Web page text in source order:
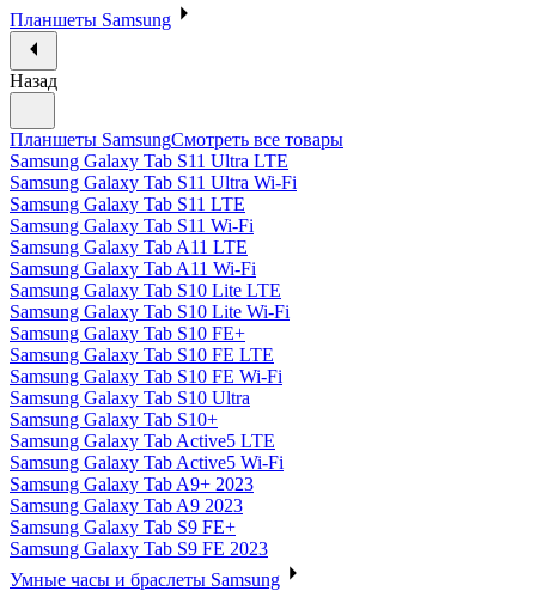
Планшеты Samsung
Назад
Планшеты SamsungСмотреть все товары
Samsung Galaxy Tab S11 Ultra LTE
Samsung Galaxy Tab S11 Ultra Wi-Fi
Samsung Galaxy Tab S11 LTE
Samsung Galaxy Tab S11 Wi-Fi
Samsung Galaxy Tab A11 LTE
Samsung Galaxy Tab A11 Wi-Fi
Samsung Galaxy Tab S10 Lite LTE
Samsung Galaxy Tab S10 Lite Wi-Fi
Samsung Galaxy Tab S10 FE+
Samsung Galaxy Tab S10 FE LTE
Samsung Galaxy Tab S10 FE Wi-Fi
Samsung Galaxy Tab S10 Ultra
Samsung Galaxy Tab S10+
Samsung Galaxy Tab Active5 LTE
Samsung Galaxy Tab Active5 Wi-Fi
Samsung Galaxy Tab A9+ 2023
Samsung Galaxy Tab A9 2023
Samsung Galaxy Tab S9 FE+
Samsung Galaxy Tab S9 FE 2023
Умные часы и браслеты Samsung